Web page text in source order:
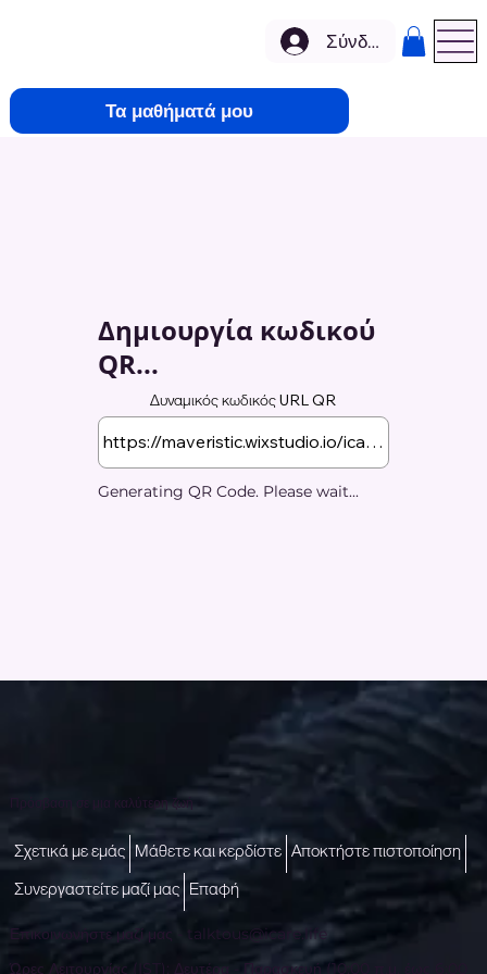
Τα μαθήματά μου
Σύνδεση
Δημιουργία κωδικού
QR...
Δυναμικός κωδικός URL QR
Generating QR Code. Please wait...
Πρόσβαση σε μια καλύτερη ζωή
Επικοινωνήστε μαζί μας - talktous@icare.life
Σχετικά με εμάς Μάθετε και κερδίστε Αποκτήστε πιστοποίηση
Συνεργαστείτε μαζί μας Επαφή
Ώρες Λειτουργίας (IST): Δευτέρα - Παρασκευή (10:00 π.μ. έως 6:00